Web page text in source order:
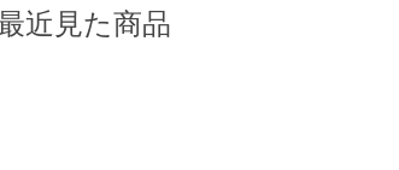
近見た商品